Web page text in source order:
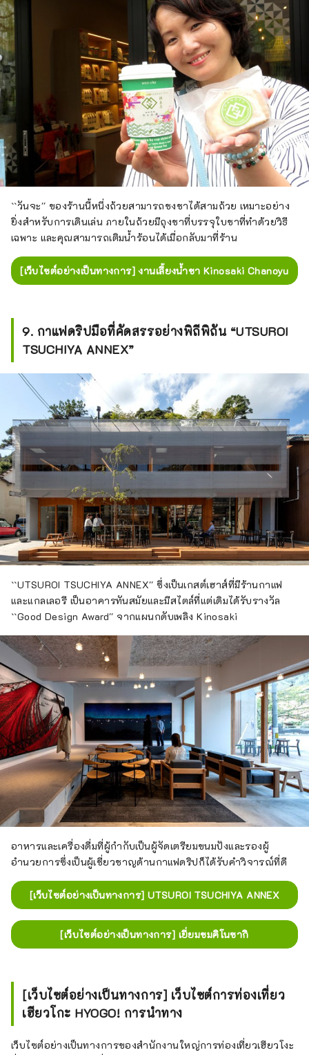
``วันจะ'' ของร้านนี้หนึ่งถ้วยสามารถชงชาได้สามถ้วย เหมาะอย่าง
ยิ่งสำหรับการเดินเล่น ภายในถ้วยมีถุงชาที่บรรจุใบชาที่ทำด้วยวิธี
เฉพาะ และคุณสามารถเติมน้ำร้อนได้เมื่อกลับมาที่ร้าน
[เว็บไซต์อย่างเป็นทางการ] งานเลี้ยงน้ำชา Kinosaki Chanoyu
9. กาแฟดริปมือที่คัดสรรอย่างพิถีพิถัน “UTSUROI
TSUCHIYA ANNEX”
``UTSUROI TSUCHIYA ANNEX'' ซึ่งเป็นเกสต์เฮาส์ที่มีร้านกาแฟ
และแกลเลอรี เป็นอาคารทันสมัยและมีสไตล์ที่แต่เดิมได้รับรางวัล
``Good Design Award'' จากแผนกดับเพลิง Kinosaki
อาหารและเครื่องดื่มที่ผู้กำกับเป็นผู้จัดเตรียมขนมปังและรองผู้
อำนวยการซึ่งเป็นผู้เชี่ยวชาญด้านกาแฟดริปก็ได้รับคำวิจารณ์ที่ดี
[เว็บไซต์อย่างเป็นทางการ] UTSUROI TSUCHIYA ANNEX
[เว็บไซต์อย่างเป็นทางการ] เยี่ยมชมคิโนซากิ
[เว็บไซต์อย่างเป็นทางการ] เว็บไซต์การท่องเที่ยว
เฮียวโกะ HYOGO! การนำทาง
เว็บไซต์อย่างเป็นทางการของสำนักงานใหญ่การท่องเที่ยวเฮียวโงะ